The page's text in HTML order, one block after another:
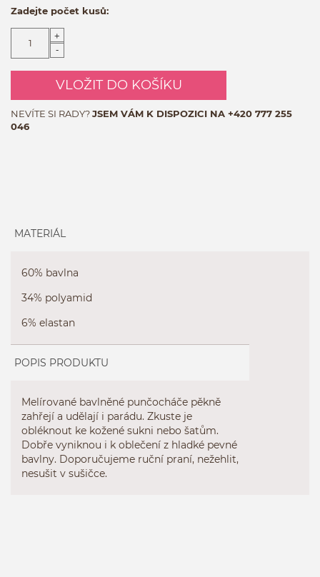
Zadejte počet kusů:
+
-
VLOŽIT DO KOŠÍKU
NEVÍTE SI RADY?JSEM VÁM K DISPOZICI NA +420 777 255
046
MATERIÁL
60% bavlna
34% polyamid
6% elastan
POPIS PRODUKTU
Melírované bavlněné punčocháče pěkně
zahřejí a udělají i parádu. Zkuste je
obléknout ke kožené sukni nebo šatům.
Dobře vyniknou i k oblečení z hladké pevné
bavlny. Doporučujeme ruční praní, nežehlit,
nesušit v sušičce.